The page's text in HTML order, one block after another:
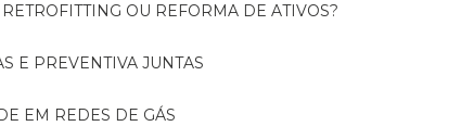
RETROFITTING OU REFORMA DE ATIVOS?
E PREVENTIVA JUNTAS
EM REDES DE GÁS